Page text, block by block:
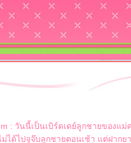
: วันนี้เป็นเบิร์ดเดย์ลูกชายของ
ได้ไปจูจ๊บลูกชายตอนเช้า แต่ฝาก